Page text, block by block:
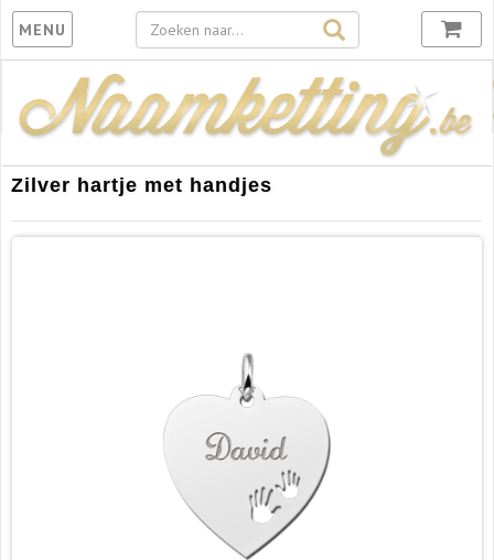
Toggle
navigation
MENU
Zilver hartje met handjes